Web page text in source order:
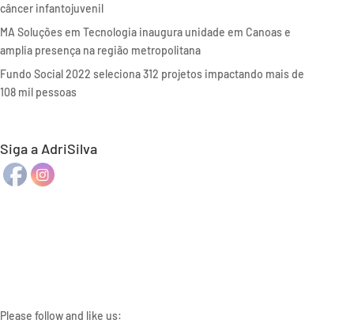
câncer infantojuvenil
MA Soluções em Tecnologia inaugura unidade em Canoas e
amplia presença na região metropolitana
Fundo Social 2022 seleciona 312 projetos impactando mais de
108 mil pessoas
Siga a AdriSilva
Please follow and like us: